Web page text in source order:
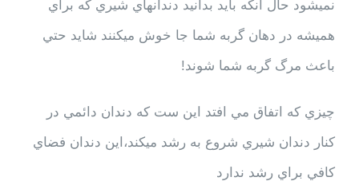
نميشود حال آنکه بايد بدانيد دندانهاي شيري که براي
هميشه در دهان گربه شما جا خوش ميکنند شايد حتي
باعث مرگ گربه شما شوند!
چيزي که اتفاق مي افتد اين ست که دندان دائمي در
کنار دندان شيري شروع به رشد ميکند،اين دندان فضاي
کافي براي رشد ندارد